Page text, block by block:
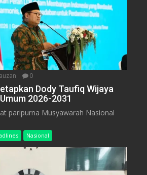
0
Dody Taufiq Wijaya
2026-2031
paripurna Musyawarah Nasional
Nasional